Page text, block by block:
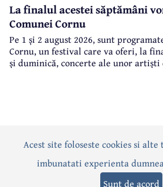
La finalul acestei săptămâni
Comunei Cornu
Pe 1 și 2 august 2026, sunt
Cornu, un festival care va oferi, la
și duminică, concerte ale unor artiști
ActualitatePoliticăSocial
Editorial Sport
Acest site foloseste cookies si
imbunatati experienta
Sunt de acord